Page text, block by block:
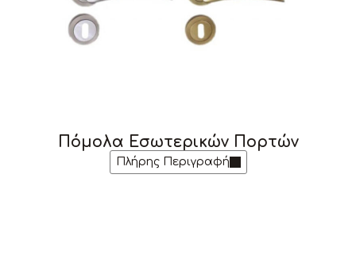
Πόμολα Εσωτερικών Πορτών
Πλήρης Περιγραφή